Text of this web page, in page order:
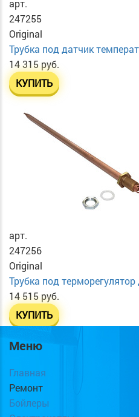
арт.
247255
Original
Трубка под датчик
14 315 руб.
КУПИТЬ
арт.
247256
Original
Трубка под терморегулятор
14 515 руб.
КУПИТЬ
Меню
Главная
Ремонт
Бойлеры